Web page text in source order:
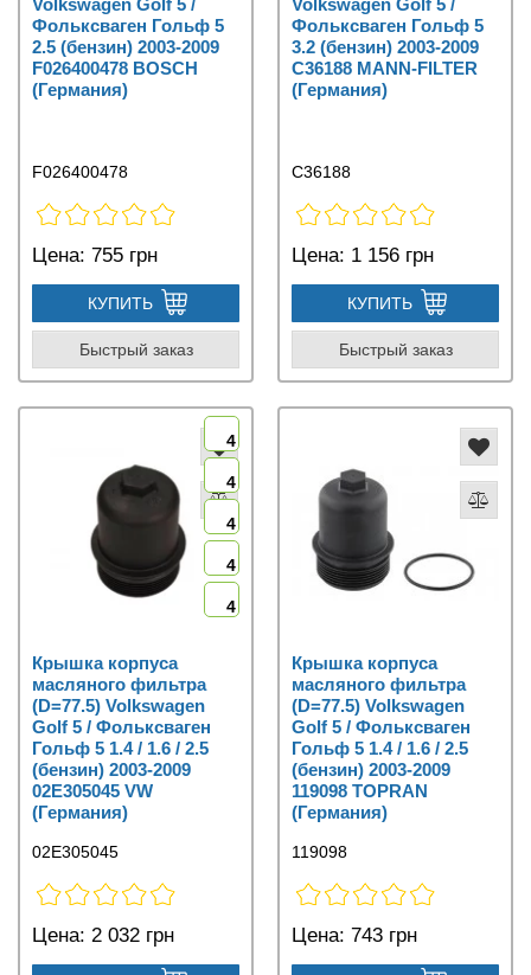
Volkswagen Golf 5 /
Фольксваген Гольф 5
2.5 (бензин) 2003-2009
F026400478 BOSCH
(Германия)
F026400478
Цена: 755 грн
КУПИТЬ
Быстрый заказ
Volkswagen Golf 5 /
Фольксваген Гольф 5
3.2 (бензин) 2003-2009
C36188 MANN-FILTER
(Германия)
C36188
Цена: 1 156 грн
КУПИТЬ
Быстрый заказ
4
4
4
4
4
Крышка корпуса
масляного фильтра
(D=77.5) Volkswagen
Golf 5 / Фольксваген
Гольф 5 1.4 / 1.6 / 2.5
(бензин) 2003-2009
02E305045 VW
(Германия)
02E305045
Цена: 2 032 грн
Крышка корпуса
масляного фильтра
(D=77.5) Volkswagen
Golf 5 / Фольксваген
Гольф 5 1.4 / 1.6 / 2.5
(бензин) 2003-2009
119098 TOPRAN
(Германия)
119098
Цена: 743 грн